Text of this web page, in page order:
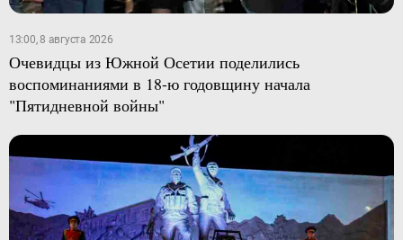
13:00, 8 августа 2026
Очевидцы из Южной Осетии поделились
воспоминаниями в 18-ю годовщину начала
"Пятидневной войны"